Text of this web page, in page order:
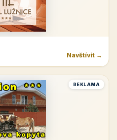
Navštívit →
REKLAMA